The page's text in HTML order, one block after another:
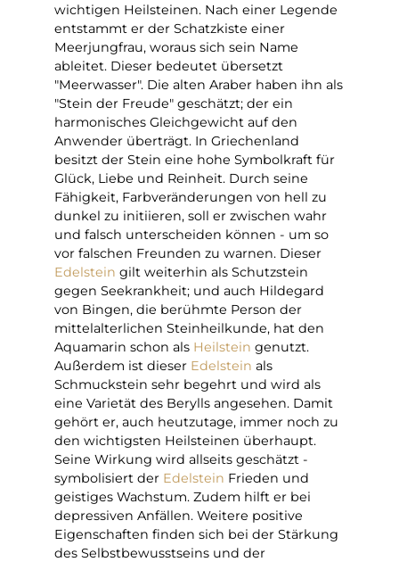
wichtigen Heilsteinen. Nach einer Legende
entstammt er der Schatzkiste einer
Meerjungfrau, woraus sich sein Name
ableitet. Dieser bedeutet übersetzt
"Meerwasser". Die alten Araber haben ihn als
"Stein der Freude" geschätzt; der ein
harmonisches Gleichgewicht auf den
Anwender überträgt. In Griechenland
besitzt der Stein eine hohe Symbolkraft für
Glück, Liebe und Reinheit. Durch seine
Fähigkeit, Farbveränderungen von hell zu
dunkel zu initiieren, soll er zwischen wahr
und falsch unterscheiden können - um so
vor falschen Freunden zu warnen. Dieser
Edelstein gilt weiterhin als Schutzstein
gegen Seekrankheit; und auch Hildegard
von Bingen, die berühmte Person der
mittelalterlichen Steinheilkunde, hat den
Aquamarin schon als Heilstein genutzt.
Außerdem ist dieser Edelstein als
Schmuckstein sehr begehrt und wird als
eine Varietät des Berylls angesehen. Damit
gehört er, auch heutzutage, immer noch zu
den wichtigsten Heilsteinen überhaupt.
Seine Wirkung wird allseits geschätzt -
symbolisiert der Edelstein Frieden und
geistiges Wachstum. Zudem hilft er bei
depressiven Anfällen. Weitere positive
Eigenschaften finden sich bei der Stärkung
des Selbstbewusstseins und der